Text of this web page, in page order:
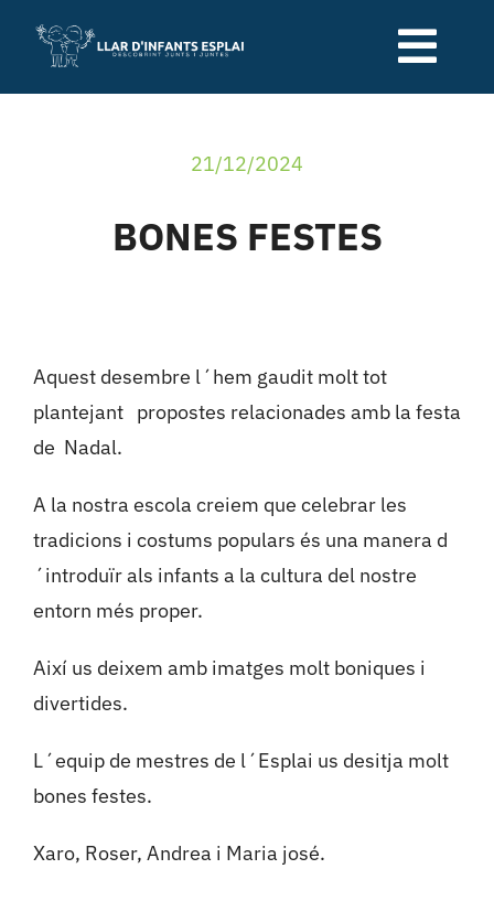
21/12/2024
BONES FESTES
Aquest desembre l´hem gaudit molt tot
plantejant propostes relacionades amb la festa
de Nadal.
A la nostra escola creiem que celebrar les
tradicions i costums populars és una manera d
´introduïr als infants a la cultura del nostre
entorn més proper.
Així us deixem amb imatges molt boniques i
divertides.
L´equip de mestres de l´Esplai us desitja molt
bones festes.
Xaro, Roser, Andrea i Maria josé.